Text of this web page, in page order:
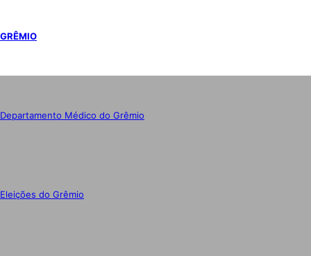
GRÊMIO
Departamento Médico do Grêmio
Eleições do Grêmio